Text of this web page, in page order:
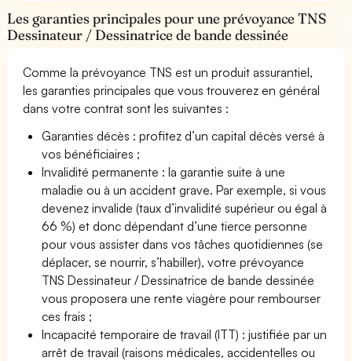
Les garanties principales pour une prévoyance TNS
Dessinateur / Dessinatrice de bande dessinée
Comme la prévoyance TNS est un produit assurantiel,
les garanties principales que vous trouverez en général
dans votre contrat sont les suivantes :
Garanties décès : profitez d’un capital décès versé à
vos bénéficiaires ;
Invalidité permanente : la garantie suite à une
maladie ou à un accident grave. Par exemple, si vous
devenez invalide (taux d’invalidité supérieur ou égal à
66 %) et donc dépendant d’une tierce personne
pour vous assister dans vos tâches quotidiennes (se
déplacer, se nourrir, s’habiller), votre prévoyance
TNS Dessinateur / Dessinatrice de bande dessinée
vous proposera une rente viagère pour rembourser
ces frais ;
Incapacité temporaire de travail (ITT) : justifiée par un
arrêt de travail (raisons médicales, accidentelles ou